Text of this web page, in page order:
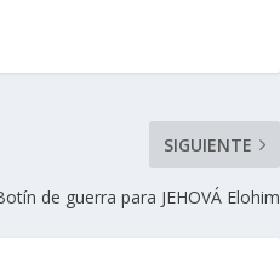
SIGUIENTE
de guerra para JEHOVÁ Elohim